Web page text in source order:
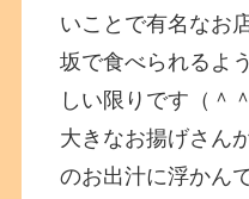
いことで有名なお
坂で食べられるよ
しい限りです（＾＾
大きなお揚げさん
のお出汁に浮かん